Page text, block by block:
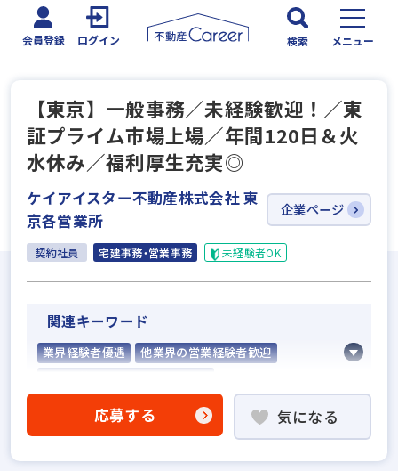
会員登録 ログイン 検索 メニュー
【東京】一般事務／未経験歓迎！／東
証プライム市場上場／年間120日＆火
水休み／福利厚生充実◎
ケイアイスター不動産株式会社 東
京各営業所
企業ページ
契約社員 宅建事務・営業事務 未経験者OK
関連キーワード
業界経験者優遇
他業界の営業経験者歓迎
賃貸仲介の店長経験者歓迎
業界未経験歓迎
既卒・第2新卒歓迎
応募する 気になる